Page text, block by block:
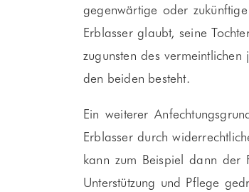
gegenwärtige oder
Erblasser glaubt, seine
zugunsten des
den beiden besteht.
Ein weiterer
Erblasser durch
kann zum Beispiel dann der
Unterstützung und Pflege